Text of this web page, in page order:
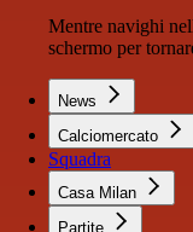
Mentre navighi
schermo per
News
Calciomercato
Squadra
Casa Milan
Partite